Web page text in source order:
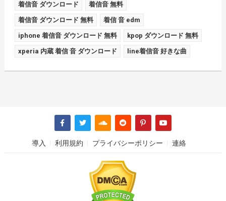
着信音 ダウンロード 着信音 無料
着信音 ダウンロード 無料 着信 音 edm
iphone 着信音 ダウンロード 無料 kpop ダウンロード 無料
xperia 内蔵 着信 音 ダウンロード line着信音 好きな曲
導入 利用規約 プライバシーポリシー 連絡